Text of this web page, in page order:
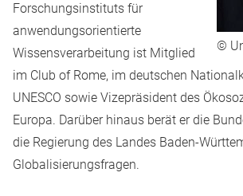
©
Forschungsinstituts für
anwendungsorientierte
Wissensverarbeitung ist Mitglied
im Club of Rome, im deutschen
UNESCO sowie Vizepräsident des
Europa. Darüber hinaus berät er die
die Regierung des Landes Baden-
Globalisierungsfragen.